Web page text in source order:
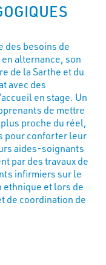
des besoins de
alternance, son
de la Sarthe et du
avec des
en stage. Un
de mettre
proche du réel,
pour conforter leur
aides-soignants
par des travaux de
infirmiers sur le
et lors de
de coordination de